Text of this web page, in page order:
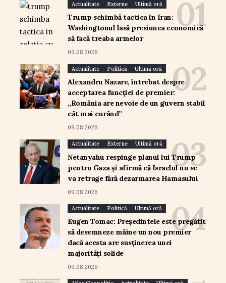
Actualitate Externe Ultimă oră
Trump schimbă tactica în Iran:
Washingtonul lasă presiunea economică
să facă treaba armelor
09.08.2026
Actualitate Politică Ultimă oră
Alexandru Nazare, întrebat despre
acceptarea funcției de premier:
„România are nevoie de un guvern stabil
cât mai curând”
09.08.2026
Actualitate Externe Ultimă oră
Netanyahu respinge planul lui Trump
pentru Gaza și afirmă că Israelul nu se
va retrage fără dezarmarea Hamasului
09.08.2026
Actualitate Politică Ultimă oră
Eugen Tomac: Președintele este pregătit
să desemneze mâine un nou premier
dacă acesta are susținerea unei
majorități solide
09.08.2026